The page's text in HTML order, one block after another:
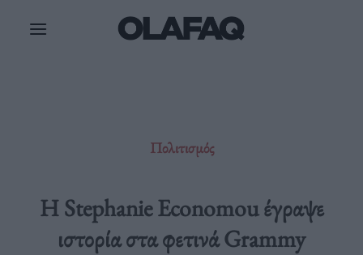
Πολιτισμός
H Stephanie Economou έγραψε
ιστορία στα φετινά Grammy